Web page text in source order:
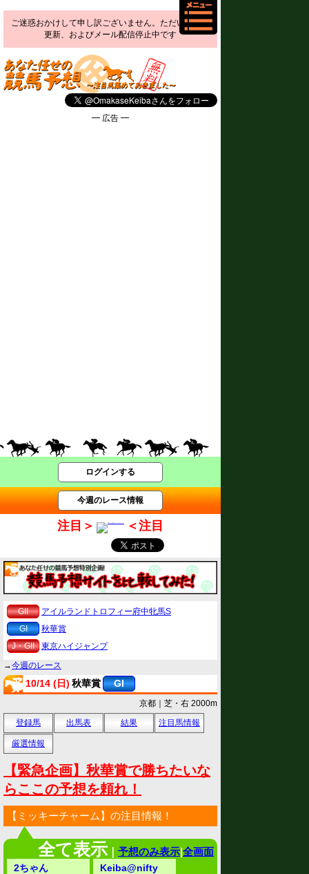
ご迷惑おかけして申し訳ございません。ただいま予想
更新、およびメール配信停止中です
━ 広告 ━
ログインする
今週のレース情報
注目＞ ＜注目
GII
アイルランドトロフィー府中牝馬S
GI
秋華賞
J・GII
東京ハイジャンプ
→今週のレース
10/14 (日) 秋華賞 GI
京都｜芝・右 2000m
登録馬
出馬表 結果 注目馬情報
厳選情報
【緊急企画】秋華賞で勝ちたいな
らここの予想を頼れ！
【ミッキーチャーム】の注目情報！
全て表示 ｜ 予想のみ表示|全画面
2ちゃん
Keiba@nifty